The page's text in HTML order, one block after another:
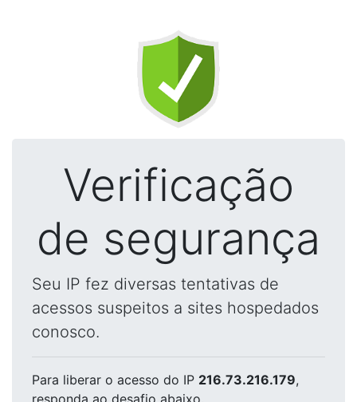
Verificação
de segurança
Seu IP fez diversas tentativas de
acessos suspeitos a sites hospedados
conosco.
Para liberar o acesso do IP 216.73.216.179,
responda ao desafio abaixo.